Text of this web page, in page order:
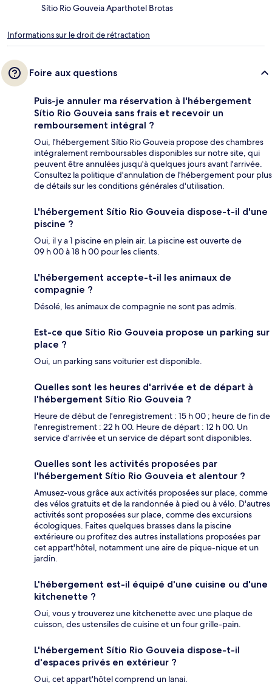
Sítio Rio Gouveia Aparthotel Brotas
Informations sur le droit de rétractation
Foire aux questions
Puis-je annuler ma réservation à l'hébergement
Sítio Rio Gouveia sans frais et recevoir un
remboursement intégral ?
Oui, l'hébergement Sítio Rio Gouveia propose des chambres
intégralement remboursables disponibles sur notre site, qui
peuvent être annulées jusqu'à quelques jours avant l'arrivée.
Consultez la politique d'annulation de l'hébergement pour plus
de détails sur les conditions générales d'utilisation.
L'hébergement Sítio Rio Gouveia dispose-t-il d'une
piscine ?
Oui, il y a 1 piscine en plein air. La piscine est ouverte de
09 h 00 à 18 h 00 pour les clients.
L'hébergement accepte-t-il les animaux de
compagnie ?
Désolé, les animaux de compagnie ne sont pas admis.
Est-ce que Sítio Rio Gouveia propose un parking sur
place ?
Oui, un parking sans voiturier est disponible.
Quelles sont les heures d'arrivée et de départ à
l'hébergement Sítio Rio Gouveia ?
Heure de début de l'enregistrement : 15 h 00 ; heure de fin de
l'enregistrement : 22 h 00. Heure de départ : 12 h 00. Un
service d'arrivée et un service de départ sont disponibles.
Quelles sont les activités proposées par
l'hébergement Sítio Rio Gouveia et alentour ?
Amusez-vous grâce aux activités proposées sur place, comme
des vélos gratuits et de la randonnée à pied ou à vélo. D'autres
activités sont proposées sur place, comme des excursions
écologiques. Faites quelques brasses dans la piscine
extérieure ou profitez des autres installations proposées par
cet appart'hôtel, notamment une aire de pique-nique et un
jardin.
L'hébergement est-il équipé d'une cuisine ou d'une
kitchenette ?
Oui, vous y trouverez une kitchenette avec une plaque de
cuisson, des ustensiles de cuisine et un four grille-pain.
L'hébergement Sítio Rio Gouveia dispose-t-il
d'espaces privés en extérieur ?
Oui, cet appart'hôtel comprend un lanai.